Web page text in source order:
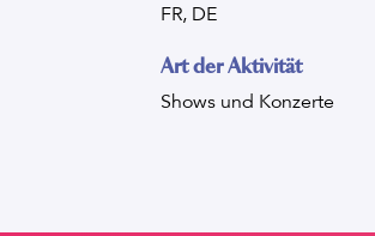
FR, DE
Art der Aktivität
Shows und Konzerte